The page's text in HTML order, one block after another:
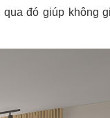
đó giúp không